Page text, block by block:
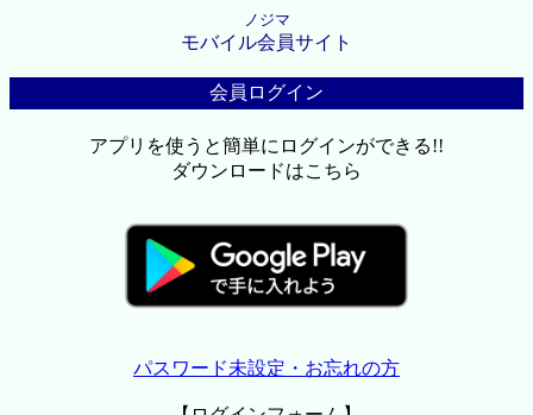
ノジマ
モバイル会員サイト
会員ログイン
アプリを使うと簡単にログインができる!!
ダウンロードはこちら
パスワード未設定・お忘れの方